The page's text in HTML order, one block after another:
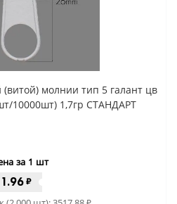
(витой) молнии тип 5 галант цв
10000шт) 1,7гр СТАНДАРТ
за 1 шт
1.96₽